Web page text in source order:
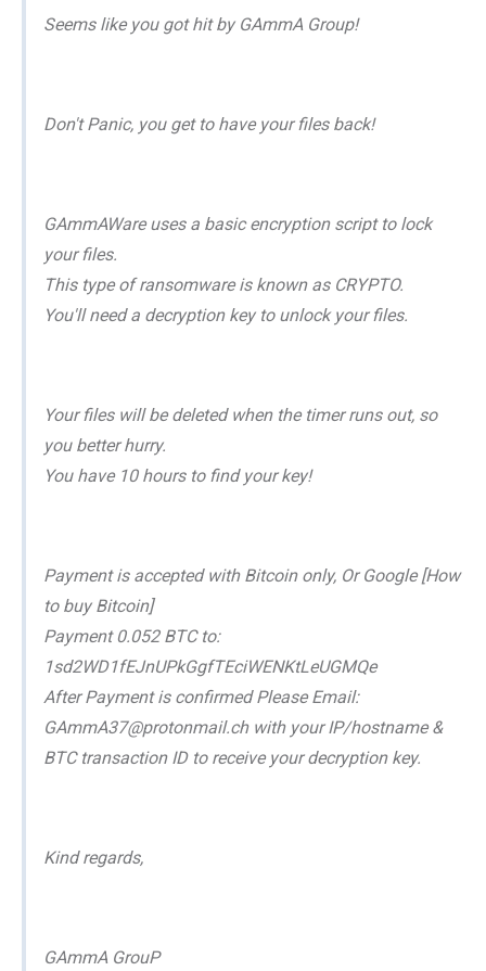
Seems like you got hit by GAmmA Group!
Don't Panic, you get to have your files back!
GAmmAWare uses a basic encryption script to lock
your files.
This type of ransomware is known as CRYPTO.
You'll need a decryption key to unlock your files.
Your files will be deleted when the timer runs out, so
you better hurry.
You have 10 hours to find your key!
Payment is accepted with Bitcoin only, Or Google [How
to buy Bitcoin]
Payment 0.052 BTC to:
1sd2WD1fEJnUPkGgfTEciWENKtLeUGMQe
After Payment is confirmed Please Email:
GAmmA37@protonmail.ch with your IP/hostname &
BTC transaction ID to receive your decryption key.
Kind regards,
GAmmA GrouP